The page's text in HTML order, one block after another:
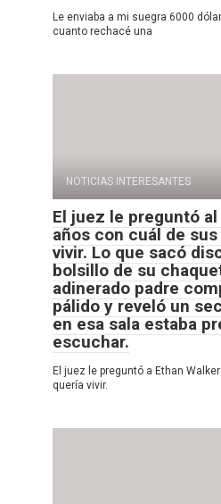
Le enviaba a mi suegra 6000
cuanto rechacé una
NOTICIAS INTERESANTES
El juez le preguntó
años con cuál de
vivir. Lo que sacó
bolsillo de su
adinerado padre
pálido y reveló un
en esa sala estaba
escuchar.
El juez le preguntó a Ethan
quería vivir.